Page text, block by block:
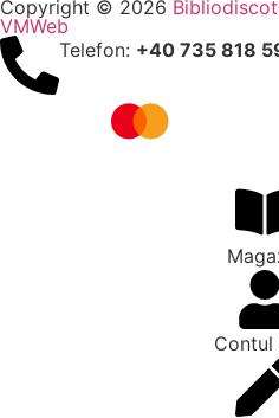
Copyright © 2026
VMWeb
Telefon: +40 735 818
Contul